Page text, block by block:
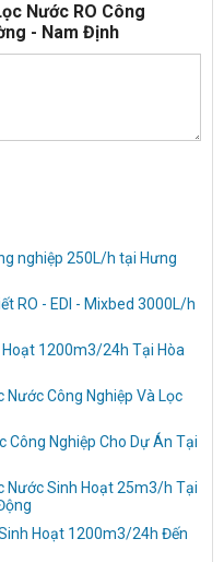
Nước RO Công
- Nam Định
nghiệp 250L/h tại Hưng
RO - EDI - Mixbed 3000L/h
Hoạt 1200m3/24h Tại Hòa
Nước Công Nghiệp Và Lọc
Công Nghiệp Cho Dự Án Tại
Nước Sinh Hoạt 25m3/h Tại
Hoạt 1200m3/24h Đến